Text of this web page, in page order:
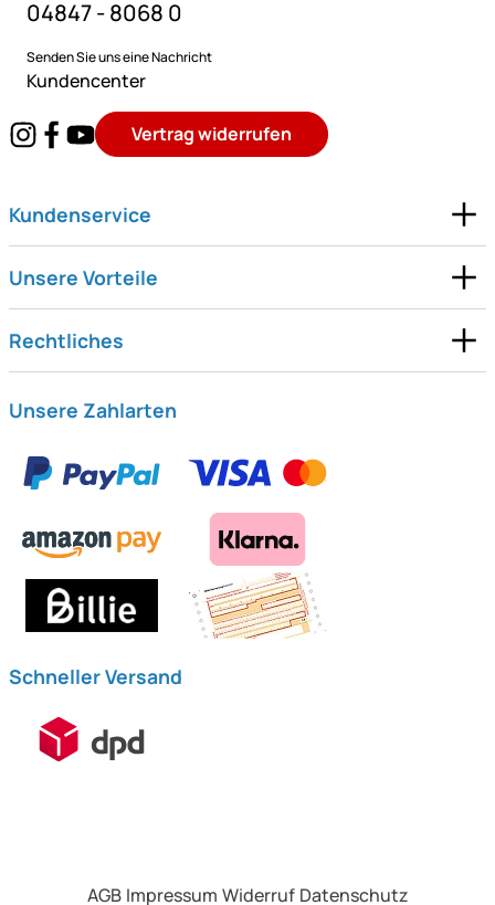
04847 - 8068 0
Senden Sie uns eine Nachricht
Kundencenter
Vertrag widerrufen
Kundenservice
Unsere Vorteile
Rechtliches
Unsere Zahlarten
Schneller Versand
AGB Impressum Widerruf Datenschutz